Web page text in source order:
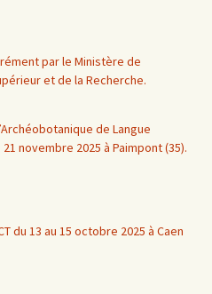
par le Ministère de
et de la Recherche.
de Langue
novembre 2025 à Paimpont (35).
du 13 au 15 octobre 2025 à Caen